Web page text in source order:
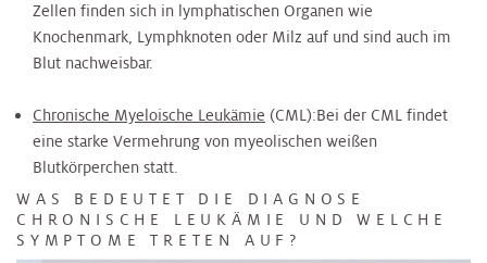
Zellen finden sich in lymphatischen Organen wie
Knochenmark, Lymphknoten oder Milz auf und sind auch im
Blut nachweisbar.
Chronische Myeloische Leukämie (CML):Bei der CML findet
eine starke Vermehrung von myeolischen weißen
Blutkörperchen statt.
WAS BEDEUTET DIE DIAGNOSE
CHRONISCHE LEUKÄMIE UND WELCHE
SYMPTOME TRETEN AUF?